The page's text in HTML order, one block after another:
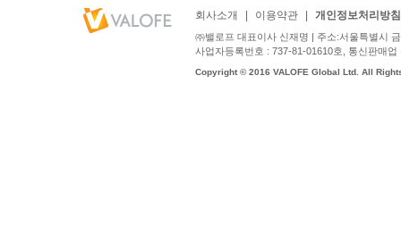
회사소개 이용약관 개인정보처리방침
㈜밸로프 대표이사 신재명 | 주소:서울특별시
사업자등록번호 : 737-81-01610호, 통신판매
Copyright © 2016 VALOFE Global Ltd. All